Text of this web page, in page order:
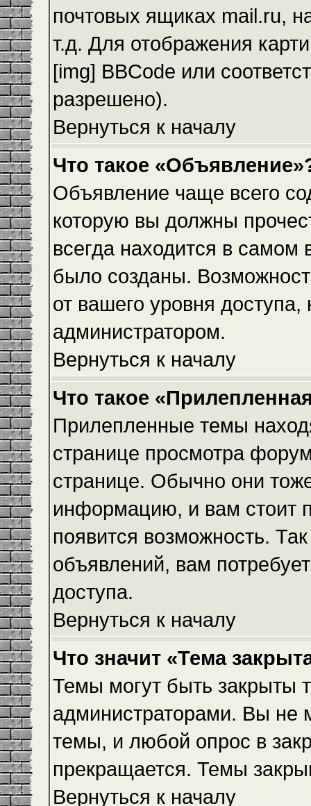
почтовых ящиках mail.ru,
т.д. Для отображения
[img] BBCode или
разрешено).
Вернуться к началу
Что такое
Объявление чаще всего
которую вы должны
всегда находится в
было созданы.
от вашего уровня
администратором.
Вернуться к началу
Что такое
Прилепленные темы
странице просмотра
странице. Обычно они
информацию, и вам стоит
появится возможность.
объявлений, вам
доступа.
Вернуться к началу
Что значит «Тема
Темы могут быть закрыты
администраторами. Вы не
темы, и любой опрос в
прекращается. Темы
Вернуться к началу